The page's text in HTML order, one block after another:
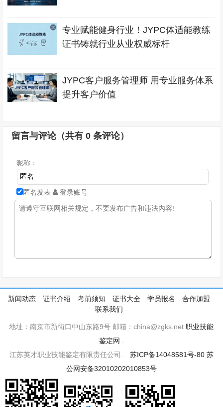
专业赋能健身行业！JYPC体适能教练
证书铸就行业从业权威标杆
JYPC客户服务管理师 用专业服务体系
提升客户价值
留言与评论（共有0 条评论）
昵称：
匿名发表 登录账号
新闻动态 证书介绍 考前须知 证书大全 学员报名
合作加盟
联系我们
地址：南京市新街口中山东路9号 邮箱：china@zgks.net职业技能
鉴定网
江苏英才职业技能鉴定有限责任公司. 苏ICP备14048581号-80 苏
公网安备32010202010853号